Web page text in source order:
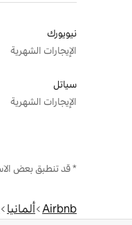
نيويورك
الإيجارات الشهرية
سياتل
الإيجارات الشهرية
* قد تنطبق بعض
Airbnb ألمانيا